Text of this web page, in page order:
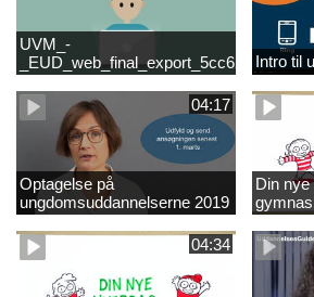
UVM_-
Intro til
04:17
Optagelse på
ungdomsuddannelserne 2019
Din nye
04:34